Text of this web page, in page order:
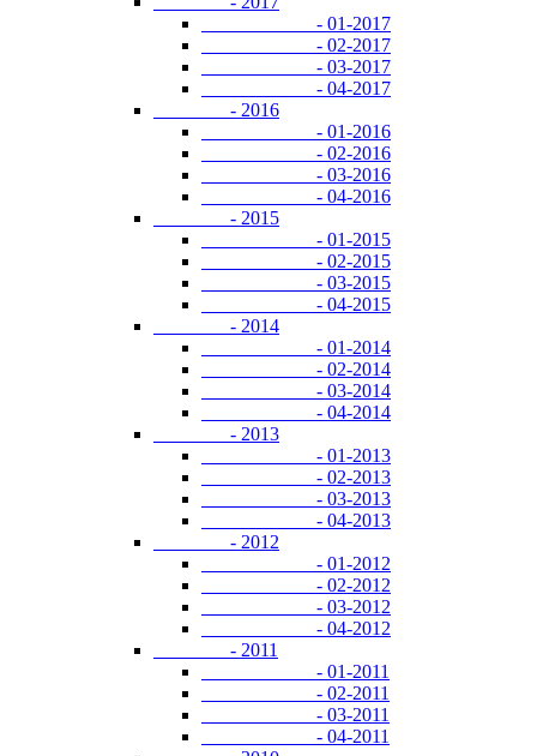
- 01-2017
- 02-2017
- 03-2017
- 04-2017
- 2016
- 01-2016
- 02-2016
- 03-2016
- 04-2016
- 2015
- 01-2015
- 02-2015
- 03-2015
- 04-2015
- 2014
- 01-2014
- 02-2014
- 03-2014
- 04-2014
- 2013
- 01-2013
- 02-2013
- 03-2013
- 04-2013
- 2012
- 01-2012
- 02-2012
- 03-2012
- 04-2012
- 2011
- 01-2011
- 02-2011
- 03-2011
- 04-2011